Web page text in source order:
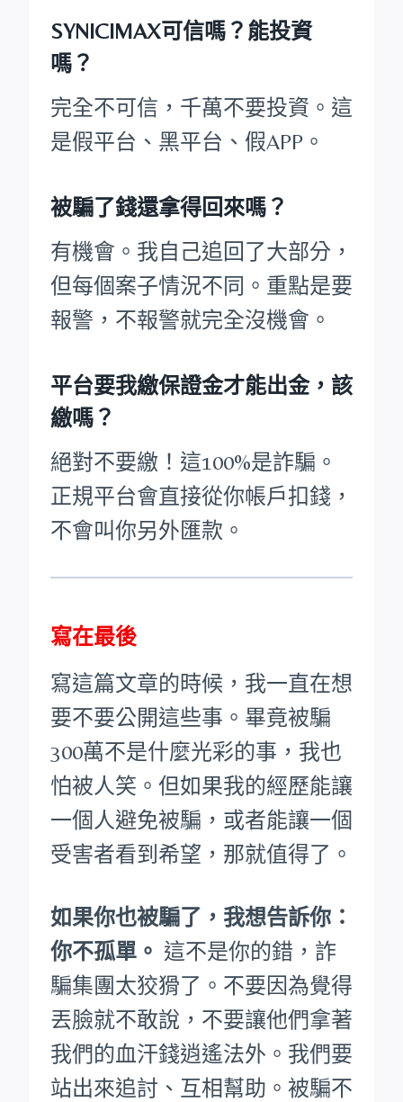
SYNICIMAX可信嗎？能投資
嗎？
完全不可信，千萬不要投資。這
是假平台、黑平台、假APP。
被騙了錢還拿得回來嗎？
有機會。我自己追回了大部分，
但每個案子情況不同。重點是要
報警，不報警就完全沒機會。
平台要我繳保證金才能出金，該
繳嗎？
絕對不要繳！這100%是詐騙。
正規平台會直接從你帳戶扣錢，
不會叫你另外匯款。
寫在最後
寫這篇文章的時候，我一直在想
要不要公開這些事。畢竟被騙
300萬不是什麼光彩的事，我也
怕被人笑。 但如果我的經歷能讓
一個人避免被騙，或者能讓一個
受害者看到希望，那就值得了。
如果你也被騙了，我想告訴你：
你不孤單。 這不是你的錯，詐
騙集團太狡猾了。不要因為覺得
丟臉就不敢說，不要讓他們拿著
我們的血汗錢逍遙法外。 我們要
站出來追討、互相幫助。被騙不